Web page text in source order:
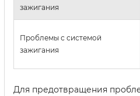
зажигания
Проблемы с системой
зажигания
Для предотвращения